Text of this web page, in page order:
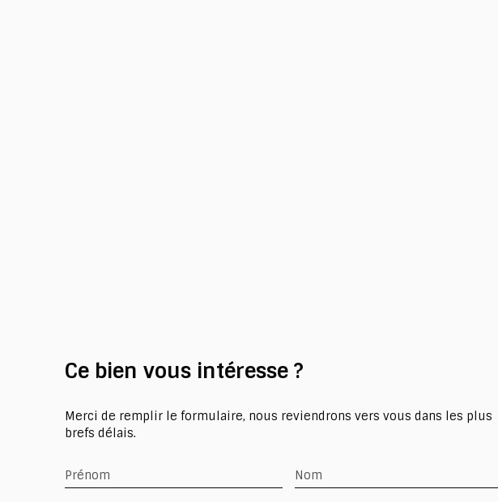
Ce bien vous intéresse ?
Merci de remplir le formulaire, nous reviendrons vers vous dans les plus
brefs délais.
Prénom Nom